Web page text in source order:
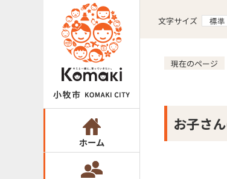
ホーム
文字サイズ
現在のページ
お子さ